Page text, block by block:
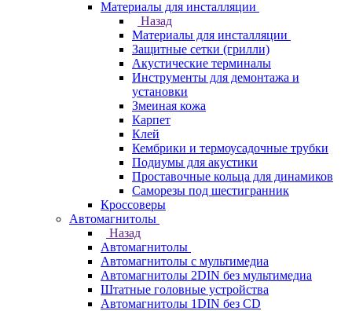
Материалы для инсталляции
Назад
Материалы для инсталляции
Защитные сетки (грилли)
Акустические терминалы
Инструменты для демонтажа и
установки
Змеиная кожа
Карпет
Клей
Кембрики и термоусадочные трубки
Подиумы для акустики
Проставочные кольца для динамиков
Саморезы под шестигранник
Кроссоверы
Автомагнитолы
Назад
Автомагнитолы
Автомагнитолы с мультимедиа
Автомагнитолы 2DIN без мультимедиа
Штатные головные устройства
Автомагнитолы 1DIN без CD